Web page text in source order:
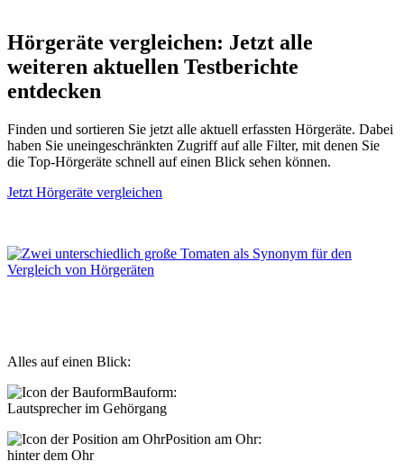
Hörgeräte vergleichen: Jetzt alle
weiteren aktuellen Testberichte
entdecken
Finden und sortieren Sie jetzt alle aktuell erfassten Hörgeräte. Dabei
haben Sie uneingeschränkten Zugriff auf alle Filter, mit denen Sie
die Top-Hörgeräte schnell auf einen Blick sehen können.
Jetzt Hörgeräte vergleichen
Alles auf einen Blick:
Bauform:
Lautsprecher im Gehörgang
Position am Ohr:
hinter dem Ohr